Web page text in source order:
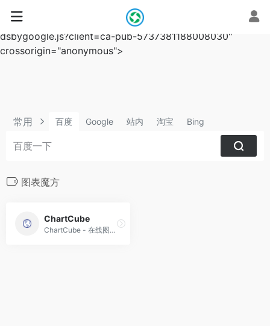
src="https://pagead2.googlesyndication.com/pagead/js/a
dsbygoogle.js?client=ca-pub-5737381188008030"
crossorigin="anonymous">
常用 百度 Google 站内 淘宝 Bing
图表魔方
ChartCube
ChartCube - 在线图表制作工具